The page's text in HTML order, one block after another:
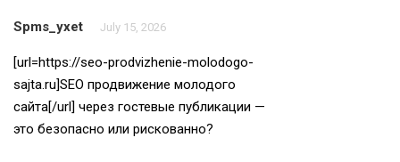
Spms_yxet July 15, 2026
[url=https://seo-prodvizhenie-molodogo-
sajta.ru]SEO продвижение молодого
сайта[/url] через гостевые публикации —
это безопасно или рискованно?